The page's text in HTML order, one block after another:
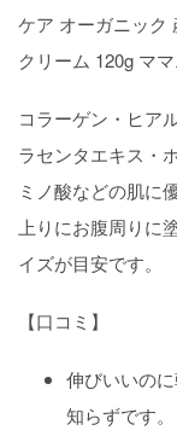
ケア オーガニック
クリーム 120g マ
コラーゲン・ヒア
ラセンタエキス・
ミノ酸などの肌に
上りにお腹周りに
イズが目安です。
【口コミ】
伸びいいの
知らずです。